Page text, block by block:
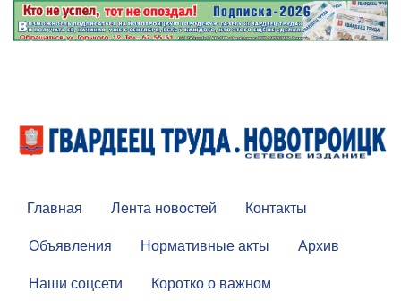
Главная Лента новостей
Контакты
Объявления
Нормативные акты
Архив
Наши соцсети
Коротко о важном